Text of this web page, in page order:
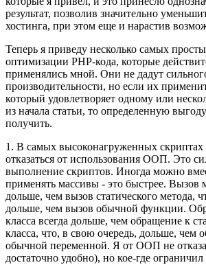
результат, позволив значительно
хостинга, при этом еще и нарастив
Теперь я приведу несколько самых
оптимизации PHP-кода, которые
применялись мной. Они не дадут
производительности, но если их
который удовлетворяет одному или
из начала статьи, то определенную
получить.
1. В самых высоконагруженных скриптах
отказаться от использования ООП. Это
выполнение скриптов. Иногда можно
применять массивы - это быстрее. Вызов
дольше, чем вызов статического метода,
дольше, чем вызов обычной функции.
класса всегда дольше, чем обращение к
класса, что, в свою очередь, дольше, чем
обычной переменной. Я от ООП не
достаточно удобно), но кое-где